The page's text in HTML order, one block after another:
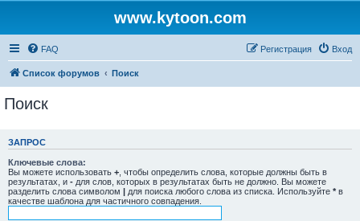
www.kytoon.com
FAQ Вход
Регистрация
Список форумов Поиск
Поиск
ЗАПРОС
Ключевые слова:
Вы можете использовать + , чтобы определить слова, которые должны быть в
результатах, и - для слов, которых в результатах быть не должно. Вы можете
разделить слова символом | для поиска любого слова из списка. Используйте * в
качестве шаблона для частичного совпадения.